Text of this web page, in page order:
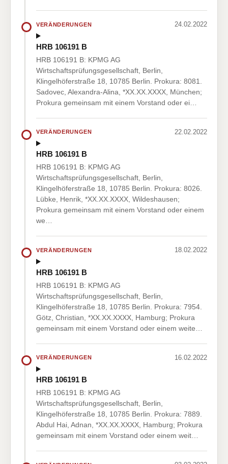
VERÄNDERUNGEN 24.02.2022
HRB 106191 B
HRB 106191 B: KPMG AG
Wirtschaftsprüfungsgesellschaft, Berlin,
Klingelhöferstraße 18, 10785 Berlin. Prokura: 8081.
Sadovec, Alexandra-Alina, *XX.XX.XXXX, München;
Prokura gemeinsam mit einem Vorstand oder ei…
VERÄNDERUNGEN 22.02.2022
HRB 106191 B
HRB 106191 B: KPMG AG
Wirtschaftsprüfungsgesellschaft, Berlin,
Klingelhöferstraße 18, 10785 Berlin. Prokura: 8026.
Lübke, Henrik, *XX.XX.XXXX, Wildeshausen;
Prokura gemeinsam mit einem Vorstand oder einem
we…
VERÄNDERUNGEN 18.02.2022
HRB 106191 B
HRB 106191 B: KPMG AG
Wirtschaftsprüfungsgesellschaft, Berlin,
Klingelhöferstraße 18, 10785 Berlin. Prokura: 7954.
Götz, Christian, *XX.XX.XXXX, Hamburg; Prokura
gemeinsam mit einem Vorstand oder einem weite…
VERÄNDERUNGEN 16.02.2022
HRB 106191 B
HRB 106191 B: KPMG AG
Wirtschaftsprüfungsgesellschaft, Berlin,
Klingelhöferstraße 18, 10785 Berlin. Prokura: 7889.
Abdul Hai, Adnan, *XX.XX.XXXX, Hamburg; Prokura
gemeinsam mit einem Vorstand oder einem weit…